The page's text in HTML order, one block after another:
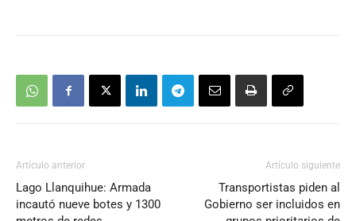
Artículo anterior
Lago Llanquihue: Armada
incautó nueve botes y 1300
Artículo siguiente
Transportistas piden al
Gobierno ser incluidos en